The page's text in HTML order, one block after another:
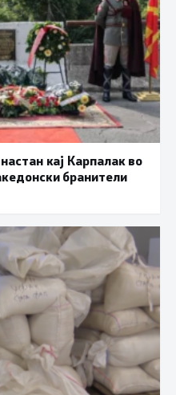
кај Карпалак во
бранители